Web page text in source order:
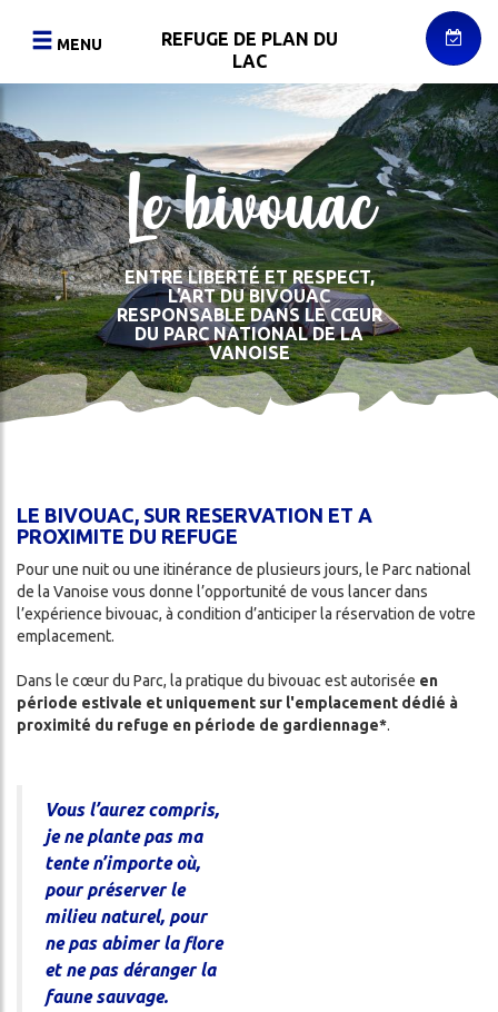
contenu
MENU
REFUGE DE PLAN DU
LAC
RETOUR
LE
REFUGE
L'HÉBERGEMENT
LA
RESTAURATION
L'ACCÈS
RETOUR
LA
RANDONNÉE
SKI
DE
RANDONNÉE
/
RAQUETTES
RETOUR
PHOTOS
VIDÉOS
DOCUMENTS
Le bivouac
ENTRE LIBERTÉ ET RESPECT,
L’ART DU BIVOUAC
RESPONSABLE DANS LE CŒUR
DU PARC NATIONAL DE LA
VANOISE
LE BIVOUAC, SUR RESERVATION ET A
PROXIMITE DU REFUGE
Pour une nuit ou une itinérance de plusieurs jours, le Parc national
de la Vanoise vous donne l’opportunité de vous lancer dans
l’expérience bivouac, à condition d’anticiper la réservation de votre
emplacement.
Dans le cœur du Parc, la pratique du bivouac est autorisée en
période estivale et uniquement sur l'emplacement dédié à
proximité du refuge en période de gardiennage*.
Vous l’aurez compris,
je ne plante pas ma
tente n’importe où,
pour préserver le
milieu naturel, pour
ne pas abimer la flore
et ne pas déranger la
faune sauvage.